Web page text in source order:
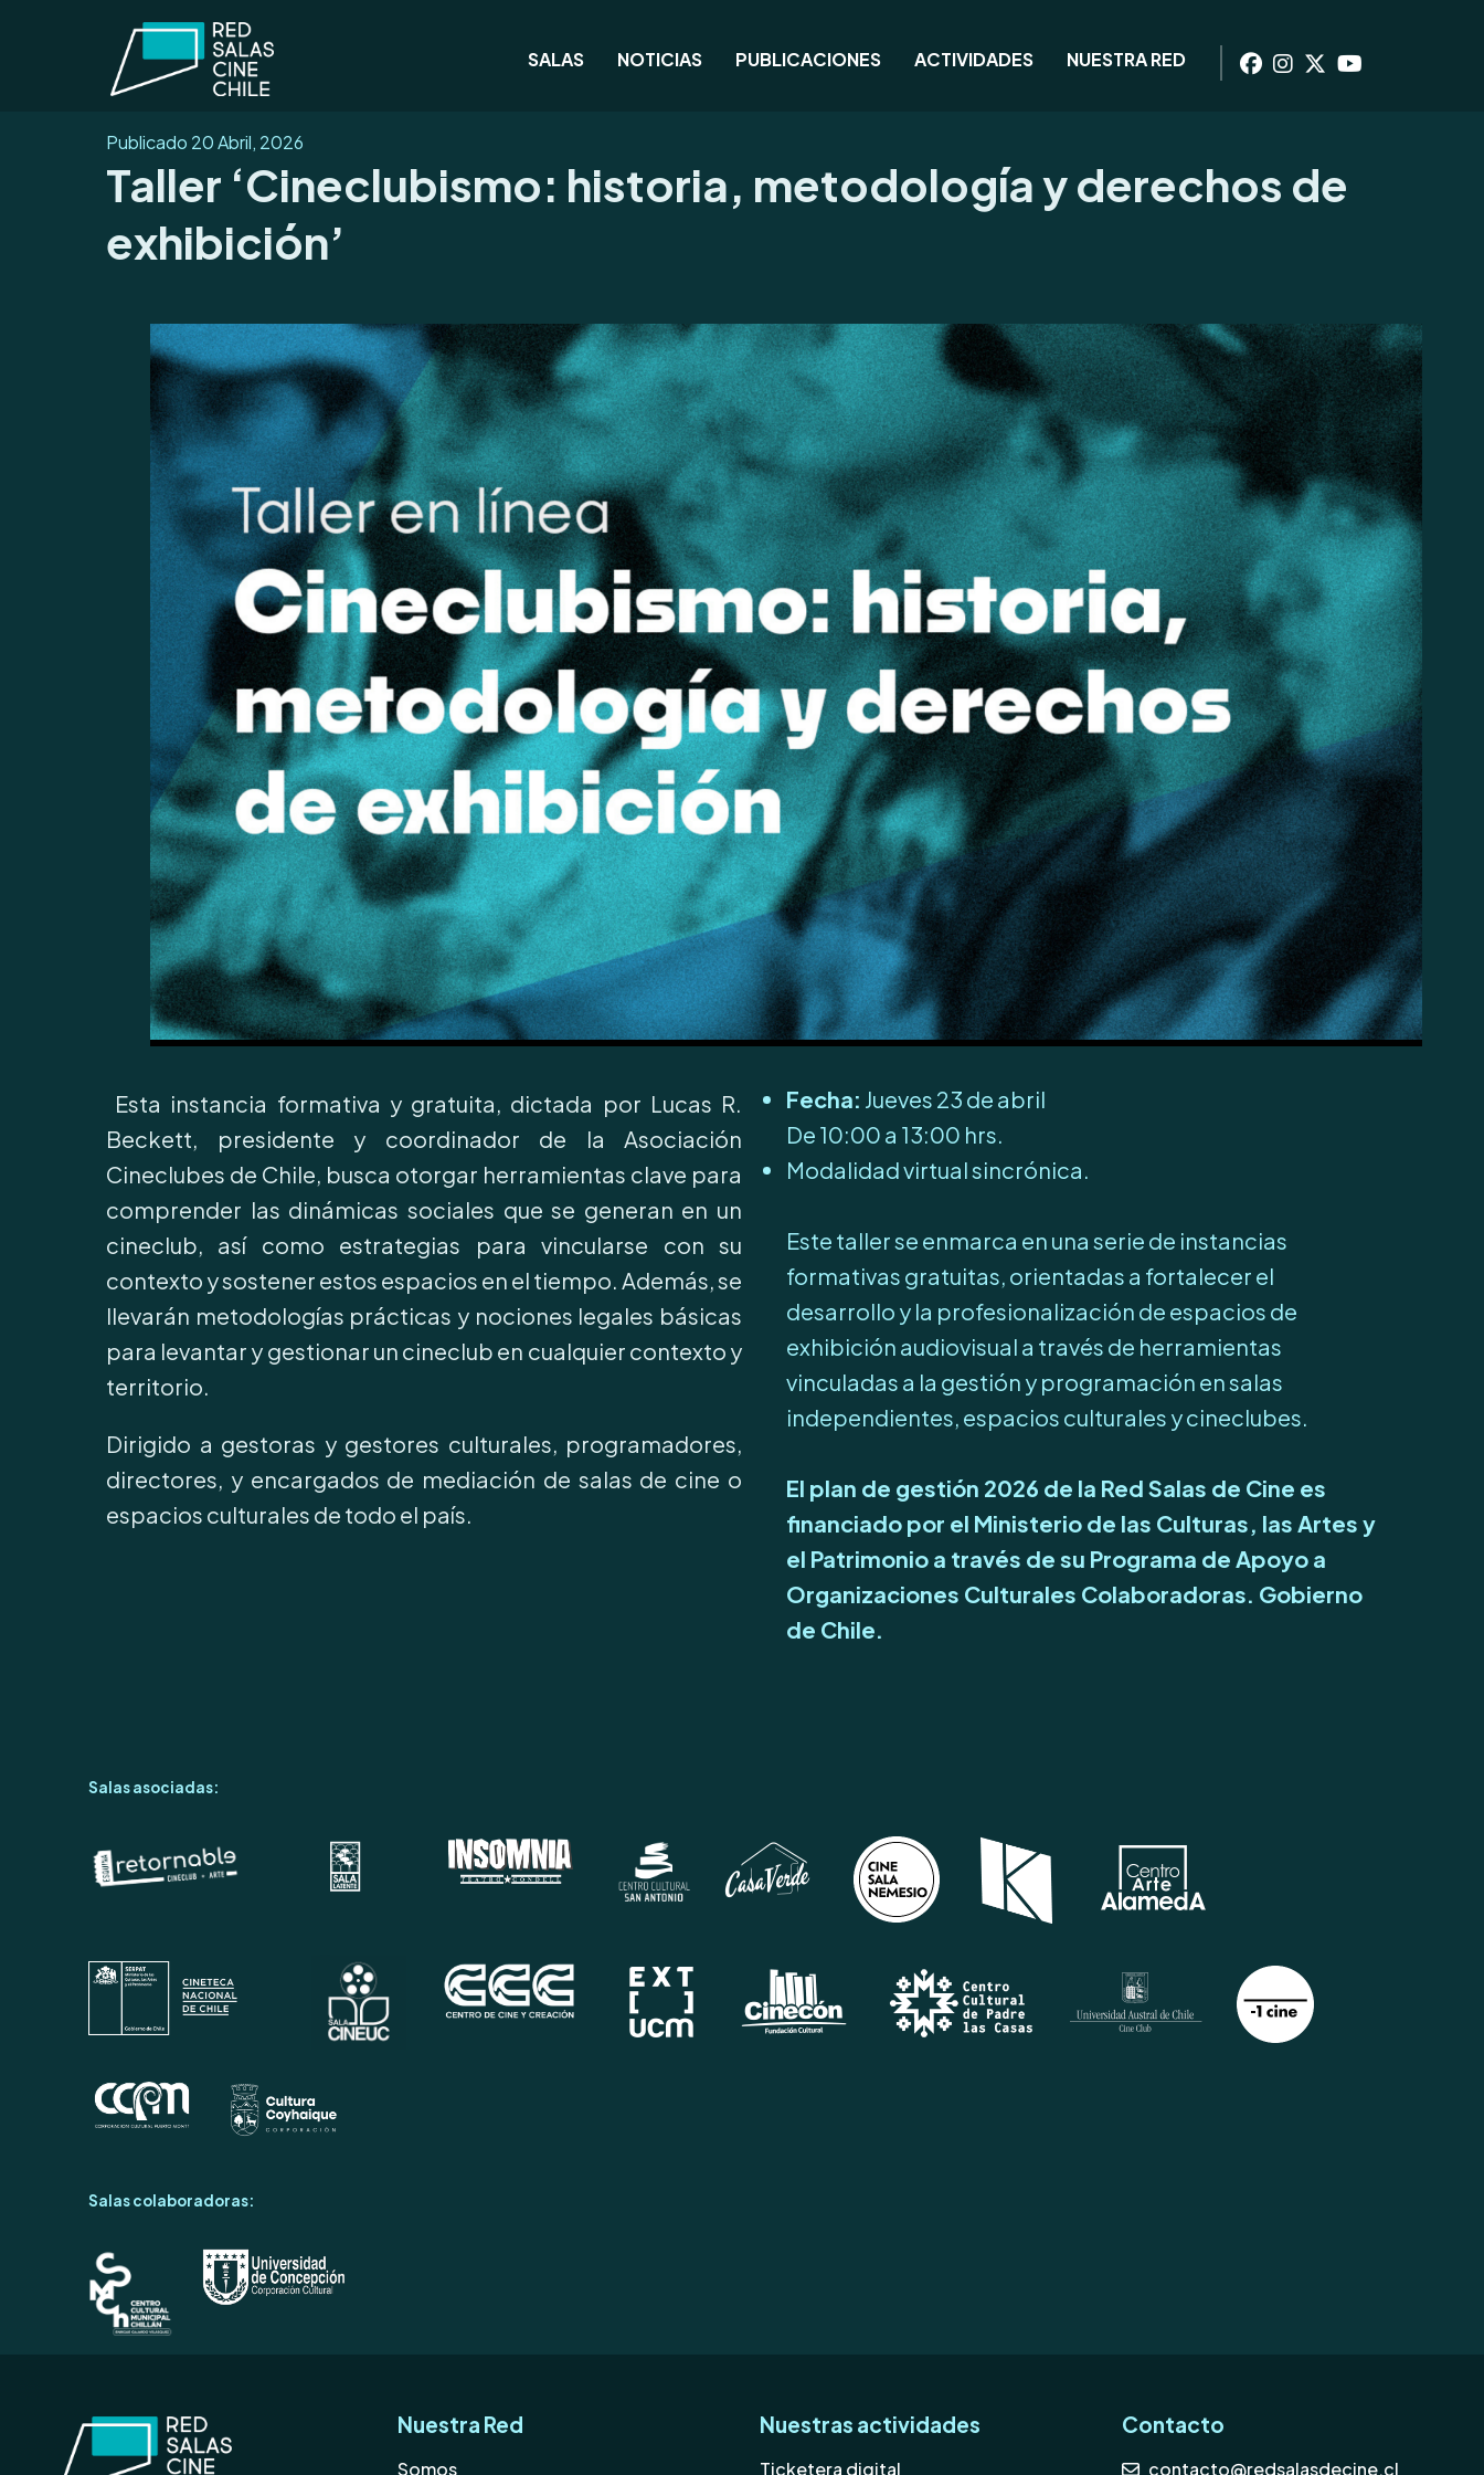
SALAS NOTICIAS PUBLICACIONES ACTIVIDADES NUESTRA RED
Publicado 20 Abril, 2026
Taller ‘Cineclubismo: historia, metodología y derechos de
exhibición’
Esta instancia formativa y gratuita, dictada por Lucas R.
Beckett, presidente y coordinador de la Asociación
Cineclubes de Chile, busca otorgar herramientas clave para
comprender las dinámicas sociales que se generan en un
cineclub, así como estrategias para vincularse con su
contexto y sostener estos espacios en el tiempo. Además, se
llevarán metodologías prácticas y nociones legales básicas
para levantar y gestionar un cineclub en cualquier contexto y
territorio.
Dirigido a gestoras y gestores culturales, programadores,
directores, y encargados de mediación de salas de cine o
espacios culturales de todo el país.
Fecha: Jueves 23 de abril
De 10:00 a 13:00 hrs.
Modalidad virtual sincrónica.
Este taller se enmarca en una serie de instancias
formativas gratuitas, orientadas a fortalecer el
desarrollo y la profesionalización de espacios de
exhibición audiovisual a través de herramientas
vinculadas a la gestión y programación en salas
independientes, espacios culturales y cineclubes.
El plan de gestión 2026 de la Red Salas de Cine es
financiado por el Ministerio de las Culturas, las Artes y
el Patrimonio a través de su Programa de Apoyo a
Organizaciones Culturales Colaboradoras. Gobierno
de Chile.
Salas asociadas:
Salas colaboradoras:
Nuestra Red
Somos
Nuestras actividades
Ticketera digital
Contacto
contacto@redsalasdecine.cl